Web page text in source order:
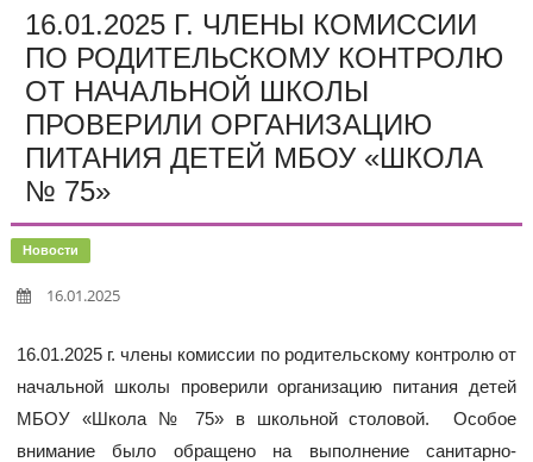
16.01.2025 Г. ЧЛЕНЫ КОМИССИИ
ПО РОДИТЕЛЬСКОМУ КОНТРОЛЮ
ОТ НАЧАЛЬНОЙ ШКОЛЫ
ПРОВЕРИЛИ ОРГАНИЗАЦИЮ
ПИТАНИЯ ДЕТЕЙ МБОУ «ШКОЛА
№ 75»
Новости
16.01.2025
16.01.2025 г. члены комиссии по родительскому контролю от
начальной школы проверили организацию питания детей
МБОУ «Школа № 75» в школьной столовой. Особое
внимание было обращено на выполнение санитарно-